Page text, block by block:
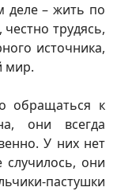
деле – жить по
трудясь,
источника,
мир.
обращаться к
они всегда
У них нет
случилось, они
пастушки